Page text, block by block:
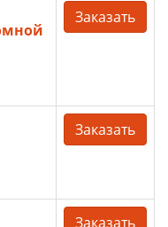
Заказать
Заказать
Заказать